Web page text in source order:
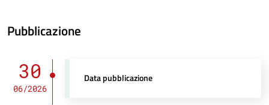
Pubblicazione
30
06/2026
Data pubblicazione